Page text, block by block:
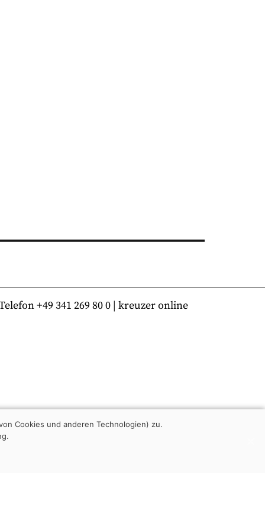
+49 341 269 80 0 | kreuzer online
Cookies und anderen Technologien) zu.